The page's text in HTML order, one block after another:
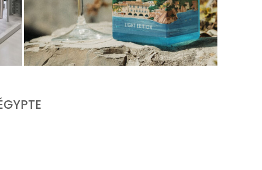
PORTOFINO CHERCHE L’INTENSITÉ À VINGT
DEGRÉS
byPASCAL IAKOVOU